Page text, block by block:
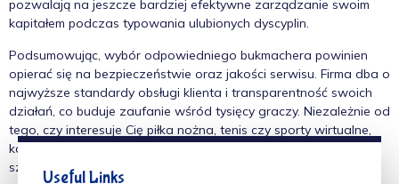
pozwalają na jeszcze bardziej efektywne zarządzanie swoim
kapitałem podczas typowania ulubionych dyscyplin.
Podsumowując, wybór odpowiedniego bukmachera powinien
opierać się na bezpieczeństwie oraz jakości serwisu. Firma dba o
najwyższe standardy obsługi klienta i transparentność swoich
działań, co buduje zaufanie wśród tysięcy graczy. Niezależnie od
tego, czy interesuje Cię piłka nożna, tenis czy sporty wirtualne,
każda wizyta na tej platformie dostarcza wielu wrażeń oraz
szans na udane zakłady.
Useful Links